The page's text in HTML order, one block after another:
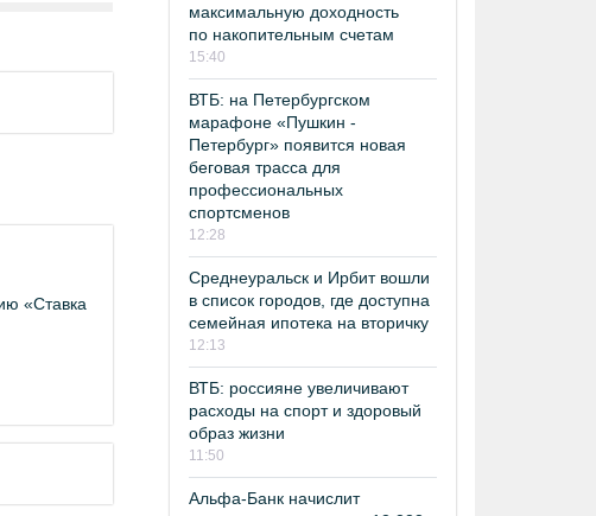
«Ставка
максимальную доходность
по накопительным счетам
15:40
ВТБ: на Петербургском
марафоне «Пушкин -
Петербург» появится новая
беговая трасса для
профессиональных
спортсменов
12:28
Среднеуральск и Ирбит вошли
в список городов, где доступна
семейная ипотека на вторичку
12:13
ВТБ: россияне увеличивают
расходы на спорт и здоровый
образ жизни
11:50
Альфа-Банк начислит